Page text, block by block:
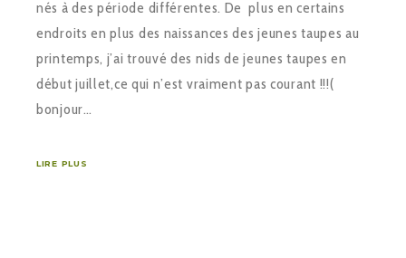
nés à des période différentes. De plus en certains
endroits en plus des naissances des jeunes taupes au
printemps, j’ai trouvé des nids de jeunes taupes en
début juillet,ce qui n’est vraiment pas courant !!!(
bonjour…
LIRE PLUS